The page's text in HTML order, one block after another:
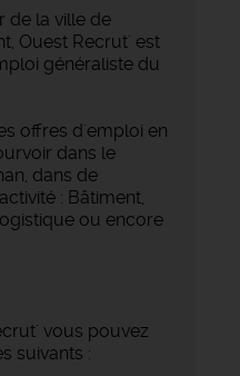
de la ville de
Ouest Recrut' est
généraliste du
offres d'emploi en
dans le
dans de
: Bâtiment,
ou encore
vous pouvez
suivants :